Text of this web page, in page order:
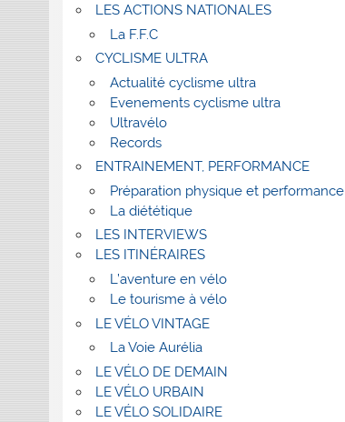
LES ACTIONS NATIONALES
La F.F.C
CYCLISME ULTRA
Actualité cyclisme ultra
Evenements cyclisme ultra
Ultravélo
Records
ENTRAINEMENT, PERFORMANCE
Préparation physique et performance
La diététique
LES INTERVIEWS
LES ITINÉRAIRES
L’aventure en vélo
Le tourisme à vélo
LE VÉLO VINTAGE
La Voie Aurélia
LE VÉLO DE DEMAIN
LE VÉLO URBAIN
LE VÉLO SOLIDAIRE